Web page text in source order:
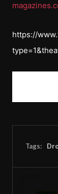
https://
Tags: